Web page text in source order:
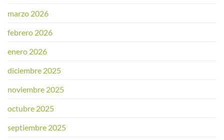
marzo 2026
febrero 2026
enero 2026
diciembre 2025
noviembre 2025
octubre 2025
septiembre 2025